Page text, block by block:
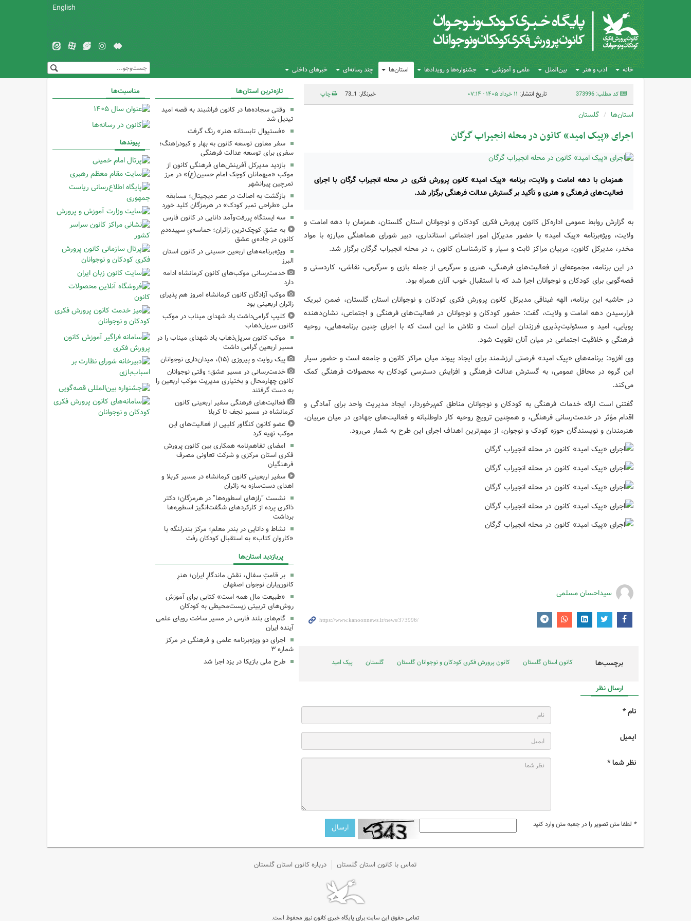
English
خانه ادب و هنر بین‌الملل علمی و آموزشی جشنواره‌ها و رویدادها استان‌ها چند رسانه‌ای خبرهای داخلی
کد مطلب: 373996 تاریخ انتشار: ۱۱ خرداد ۱۴۰۵ - ۰۷:۱۴ خبرنگار: 1_73 چاپ
استان‌ها گلستان
اجرای «پیک امید» کانون در محله انجیراب گرگان
همزمان با دهه امامت و ولایت، برنامه «پیک امید» کانون پرورش فکری در محله انجیراب گرگان با اجرای
فعالیت‌های فرهنگی و هنری و تأکید بر گسترش عدالت فرهنگی برگزار شد.
به گزارش روابط عمومی اداره‌کل کانون پرورش فکری کودکان و نوجوانان استان گلستان، همزمان با دهه امامت و
ولایت، ویژه‌برنامه «پیک امید» با حضور مدیرکل امور اجتماعی استانداری، دبیر شورای هماهنگی مبارزه با مواد
مخدر، مدیرکل کانون، مربیان مراکز ثابت و سیار و کارشناسان کانون ,، در محله انجیراب گرگان برگزار شد.
در این برنامه، مجموعه‌ای از فعالیت‌های فرهنگی، هنری و سرگرمی از جمله بازی و سرگرمی، نقاشی، کاردستی و
قصه‌گویی برای کودکان و نوجوانان اجرا شد که با استقبال خوب آنان همراه بود.
در حاشیه این برنامه، الهه غیناقی مدیرکل کانون پرورش فکری کودکان و نوجوانان استان گلستان، ضمن تبریک
فرارسیدن دهه امامت و ولایت، گفت: حضور کودکان و نوجوانان در فعالیت‌های فرهنگی و اجتماعی، نشان‌دهنده
پویایی، امید و مسئولیت‌پذیری فرزندان ایران است و تلاش ما این است که با اجرای چنین برنامه‌هایی، روحیه
فرهنگی و خلاقیت اجتماعی در میان آنان تقویت شود.
وی افزود: برنامه‌های «پیک امید» فرصتی ارزشمند برای ایجاد پیوند میان مراکز کانون و جامعه است و حضور سیار
این گروه در محافل عمومی، به گسترش عدالت فرهنگی و افزایش دسترسی کودکان به محصولات فرهنگی کمک
می‌کند.
گفتنی است ارائه خدمات فرهنگی به کودکان و نوجوانان مناطق کم‌برخوردار، ایجاد مدیریت واحد برای آمادگی و
اقدام مؤثر در خدمت‌رسانی فرهنگی، و همچنین ترویج روحیه کار داوطلبانه و فعالیت‌های جهادی در میان مربیان،
هنرمندان و نویسندگان حوزه کودک و نوجوان، از مهم‌ترین اهداف اجرای این طرح به شمار می‌رود.
سیداحسان مسلمی
برچسب‌ها کانون استان گلستان کانون پرورش فکری کودکان و نوجوانان گلستان گلستان پیک امید
ارسال نظر
نام *
ایمیل
نظر شما *
* لطفا متن تصویر را در جعبه متن وارد کنید
تازه‌ترین استان‌ها
وقتی سجاده‌ها در کانون فراشبند به قصه امید
تیدیل شد
«فستیوال تابستانه هنر» رنگ گرفت
سفر معاون توسعه کانون به بهار و کبودراهنگ؛
سفری برای توسعه عدالت فرهنگی
بازدید مدیرکل آفرینش‌های فرهنگی کانون از
موکب «میهمانان کوچک امام حسین(ع)» در مرز
تمرچین پیرانشهر
بازگشت به اصالت در عصر دیجیتال؛ مسابقه
ملی «طراحی تمبر کودک» در هرمزگان کلید خورد
سه ایستگاه پررفت‌وآمد دانایی در کانون فارس
به عشقِ کوچک‌ترین زائران؛ حماسه‌یِ سپیده‌دمِ
کانون در جاده‌یِ عشق
ویژه‌برنامه‌های اربعین حسینی در کانون استان
البرز
خدمت‌رسانی موکب‌های کانون کرمانشاه ادامه
دارد
موکب آزادگان کانون کرمانشاه امروز هم پذیرای
زائران اربعینی بود
کلیپ گرامی‌داشت یاد شهدای میناب در موکب
کانون سرپل‌ذهاب
موکب کانون سرپل‌ذهاب یاد شهدای میناب را در
مسیر اربعین گرامی داشت
پیک روایت و پیروزی (۱۵)، میدان‌داری نوجوانان
خدمت‌رسانی در مسیر عشق؛ وقتی نوجوانان
کانون چهارمحال و بختیاری مدیریت موکب اربعین را
به دست گرفتند
فعالیت‌های فرهنگی سفیر اربعینی کانون
کرمانشاه در مسیر نجف تا کربلا
عضو کانون کنگاور کلیپی از فعالیت‌های این
موکب تهیه کرد
امضای تفاهم‌نامه همکاری بین کانون پرورش
فکری استان مرکزی و شرکت تعاونی مصرف
فرهنگیان
سفیر اربعینی کانون کرمانشاه در مسیر کربلا و
اهدای دست‌سازه به زائران
نشست “رازهای اسطوره‌ها” در هرمزگان؛ دکتر
ذاکری پرده از کارکردهای شگفت‌انگیز اسطوره‌ها
برداشت
نشاط و دانایی در بندر معلم؛ مرکز بندرلنگه با
«کاروان کتاب» به استقبال کودکان رفت
پربازدید استان‌ها
بر قامتِ سفال، نقشِ ماندگارِ ایران؛ هنرِ
کانون‌یاران نوجوان اصفهان
«طبیعت مال همه است» کتابی برای آموزش
روش‌های تربیتی زیست‌محیطی به کودکان
گام‌های بلند فارس در مسیر ساخت رویای علمی
آینده ایران
اجرای دو ویژه‌برنامه علمی و فرهنگی در مرکز
شماره ۳
طرح ملی بازیکا در یزد اجرا شد
مناسبت‌ها
پیوندها
تماس با کانون استان گلستان درباره کانون استان گلستان
تمامی حقوق این سایت برای پایگاه خبری کانون نیوز محفوظ است.